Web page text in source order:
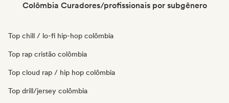
Colômbia Curadores/profissionais por subgênero
Top chill / lo-fi hip-hop colômbia
Top rap cristão colômbia
Top cloud rap / hip hop colômbia
Top drill/jersey colômbia